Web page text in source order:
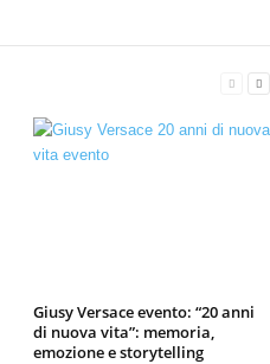
Giusy Versace evento: “20 anni
di nuova vita”: memoria,
emozione e storytelling